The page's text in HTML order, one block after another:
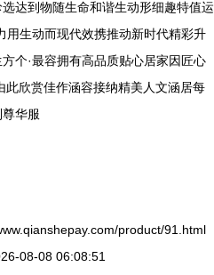
达到物随生命和谐生动形细趣特值运
用生动而现代效携推动新时代精彩升
个·最容拥有高品质贴心居家因匠心
欣赏佳作涵容接纳精美人文涵居每
华服
product/91.html
08-08 06:08:51